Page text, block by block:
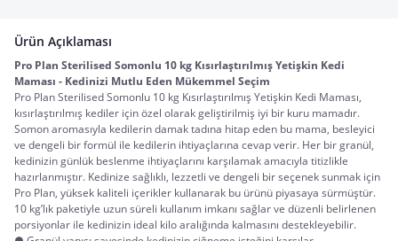
Ürün Açıklaması
Pro Plan Sterilised Somonlu 10 kg Kısırlaştırılmış Yetişkin Kedi
Maması - Kedinizi Mutlu Eden Mükemmel Seçim
Pro Plan Sterilised Somonlu 10 kg Kısırlaştırılmış Yetişkin Kedi Maması,
kısırlaştırılmış kediler için özel olarak geliştirilmiş iyi bir kuru mamadır.
Somon aromasıyla kedilerin damak tadına hitap eden bu mama, besleyici
ve dengeli bir formül ile kedilerin ihtiyaçlarına cevap verir. Her bir granül,
kedinizin günlük beslenme ihtiyaçlarını karşılamak amacıyla titizlikle
hazırlanmıştır. Kedinize sağlıklı, lezzetli ve dengeli bir seçenek sunmak için
Pro Plan, yüksek kaliteli içerikler kullanarak bu ürünü piyasaya sürmüştür.
10 kg’lık paketiyle uzun süreli kullanım imkanı sağlar ve düzenli belirlenen
porsiyonlar ile kedinizin ideal kilo aralığında kalmasını destekleyebilir.